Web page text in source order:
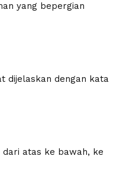
yang bepergian
dijelaskan dengan kata
dari atas ke bawah, ke